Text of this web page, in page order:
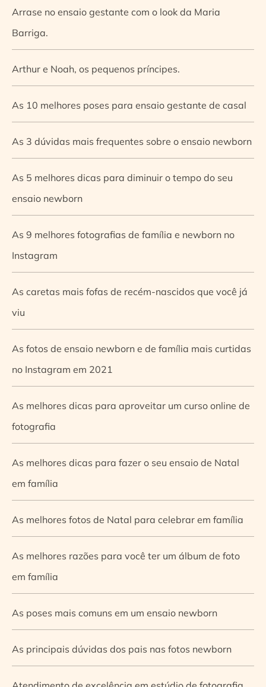
Arrase no ensaio gestante com o look da Maria
Barriga.
Arthur e Noah, os pequenos príncipes.
As 10 melhores poses para ensaio gestante de casal
As 3 dúvidas mais frequentes sobre o ensaio newborn
As 5 melhores dicas para diminuir o tempo do seu
ensaio newborn
As 9 melhores fotografias de família e newborn no
Instagram
As caretas mais fofas de recém-nascidos que você já
viu
As fotos de ensaio newborn e de família mais curtidas
no Instagram em 2021
As melhores dicas para aproveitar um curso online de
fotografia
As melhores dicas para fazer o seu ensaio de Natal
em família
As melhores fotos de Natal para celebrar em família
As melhores razões para você ter um álbum de foto
em família
As poses mais comuns em um ensaio newborn
As principais dúvidas dos pais nas fotos newborn